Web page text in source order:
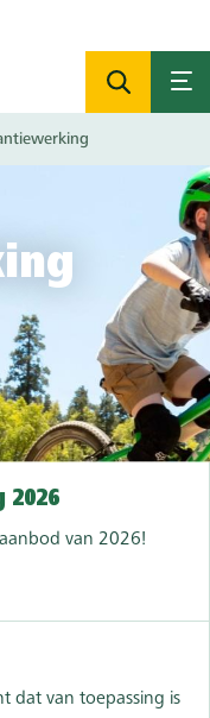
van 2026!
dat van toepassing is